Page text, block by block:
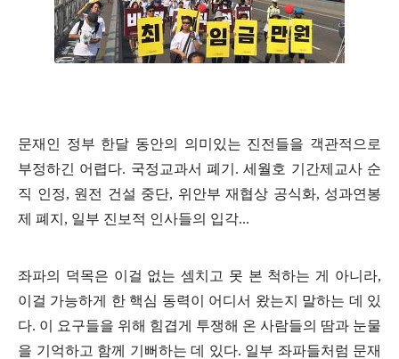
문재인 정부 한달 동안의 의미있는 진전들을 객관적으로
부정하긴 어렵다. 국정교과서 폐기 .세월호 기간제교사 순
직 인정, 원전 건설 중단, 위안부 재협상 공식화, 성과연봉
제 폐지 , 일부 진보적 인사들의 입각...
좌파의 덕목은 이걸 없는 셈치고 못 본 척하는 게 아니라,
이걸 가능하게 한 핵심 동력이 어디서 왔는지 말하는 데 있
다. 이 요구들을 위해 힘겹게 투쟁해 온 사람들의 땀과 눈물
을 기억하고 함께 기뻐하는 데 있다. 일부 좌파들처럼 문재